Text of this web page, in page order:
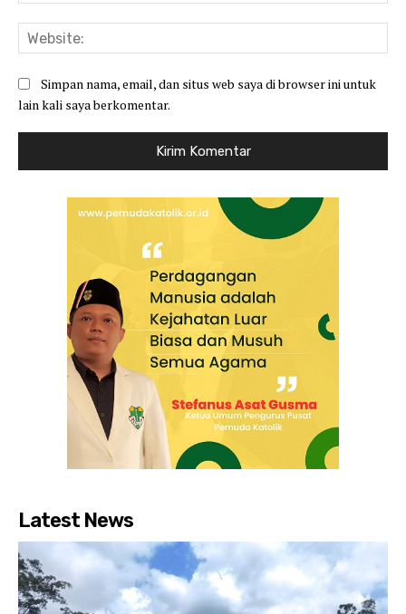
Simpan nama, email, dan situs web saya di browser ini untuk
lain kali saya berkomentar.
Latest News